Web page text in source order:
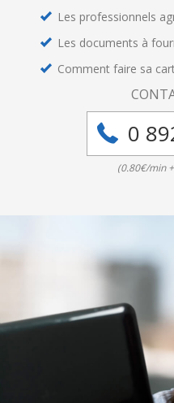
Les professionnels
Les documents à
Comment faire sa
0
(0.80€/min